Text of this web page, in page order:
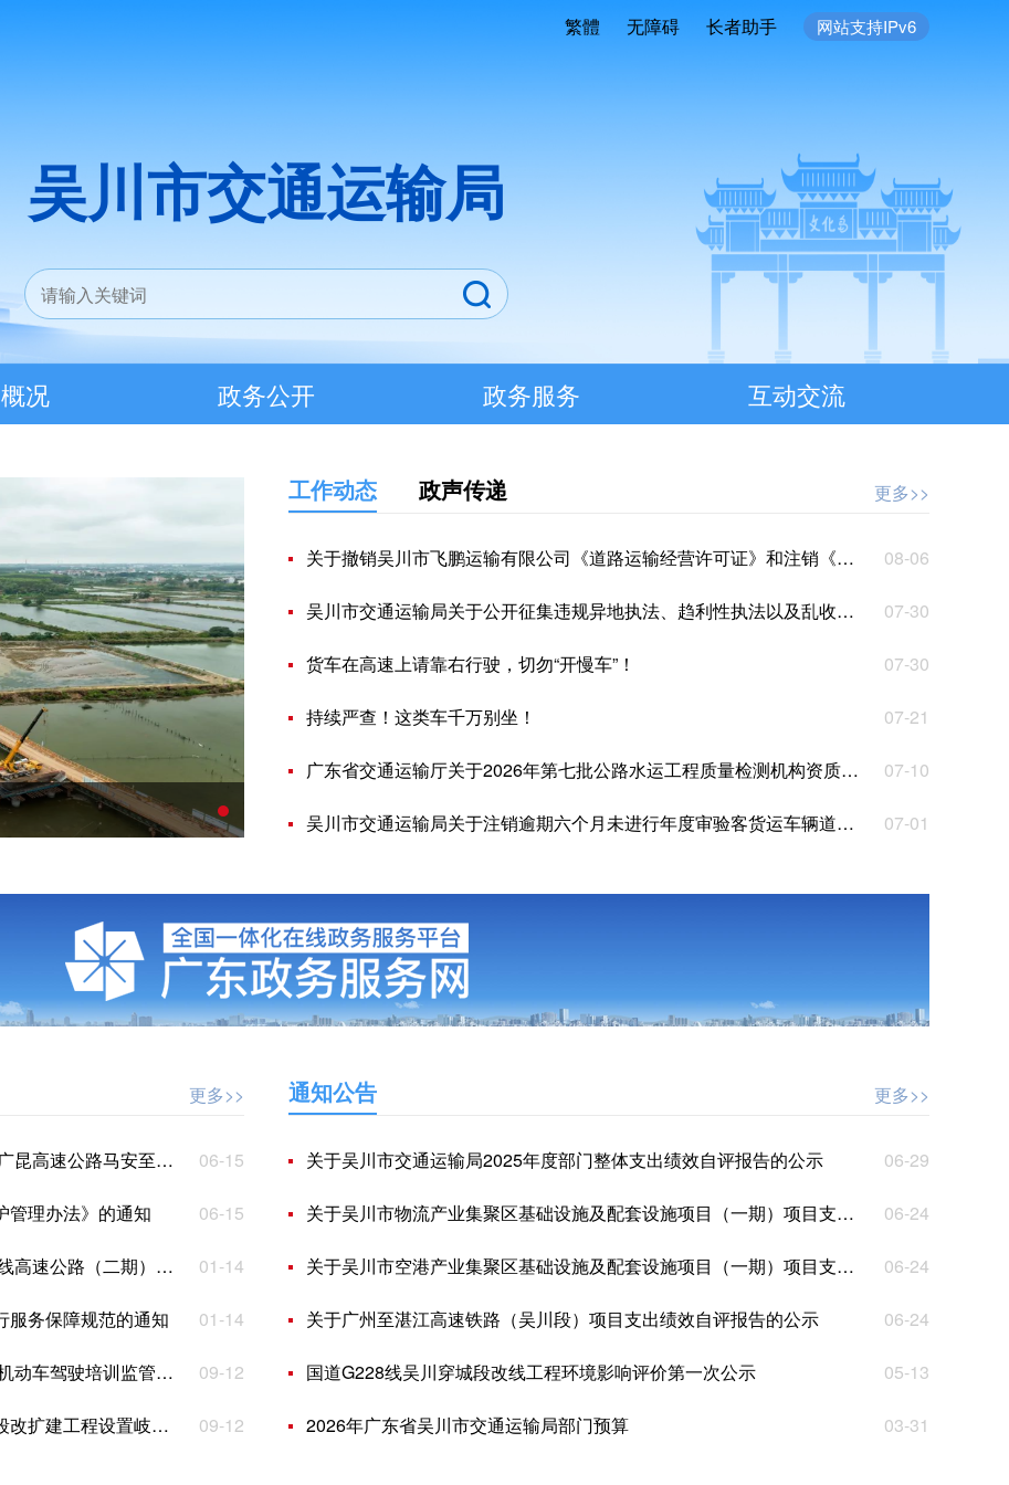
繁體 无障碍 长者助手 网站支持IPv6
吴川市交通运输局
况 政务公开 政务服务 互动交流
年内通车！这条高速有新进展了
工作动态 政声传递 更多>>
关于撤销吴川市飞鹏运输有限公司《道路运输经营许可证》和注销《道路运输证》的通告 08-06
吴川市交通运输局关于公开征集违规异地执法、趋利性执法以及乱收费、乱罚款、乱检查、乱查封等突出问题线索的公告 07-30
货车在高速上请靠右行驶，切勿“开慢车”！ 07-30
持续严查！这类车千万别坐！ 07-21
广东省交通运输厅关于2026年第七批公路水运工程质量检测机构资质审批技术评审专家意见的公示 07-10
吴川市交通运输局关于注销逾期六个月未进行年度审验客货运车辆道路运输证的公告 07-01
更多>>
公路连接处通行费收费标准的批复 06-15
管理办法》的通知 06-15
站车辆通行费收费标准的批复 01-14
服务保障规范的通知 01-14
培训监管机制的通知 09-12
江新城匝道收费站的批复 09-12
通知公告 更多>>
关于吴川市交通运输局2025年度部门整体支出绩效自评报告的公示 06-29
关于吴川市物流产业集聚区基础设施及配套设施项目（一期）项目支出绩效自评报告的公示 06-24
关于吴川市空港产业集聚区基础设施及配套设施项目（一期）项目支出绩效自评报告的公示 06-24
关于广州至湛江高速铁路（吴川段）项目支出绩效自评报告的公示 06-24
国道G228线吴川穿城段改线工程环境影响评价第一次公示 05-13
2026年广东省吴川市交通运输局部门预算 03-31